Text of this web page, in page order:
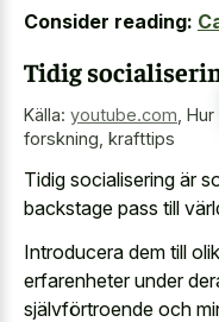
Consider reading:
Tidig
Källa: youtube.com
forskning, krafttips
Tidig socialisering är
backstage pass till
Introducera dem till
erfarenheter under
självförtroende och